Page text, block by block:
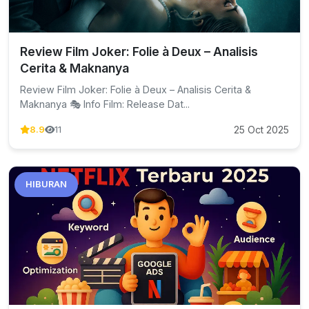
Review Film Joker: Folie à Deux – Analisis
Cerita & Maknanya
Review Film Joker: Folie à Deux – Analisis Cerita &
Maknanya 🎭 Info Film: Release Dat...
8.9 11 25 Oct 2025
HIBURAN